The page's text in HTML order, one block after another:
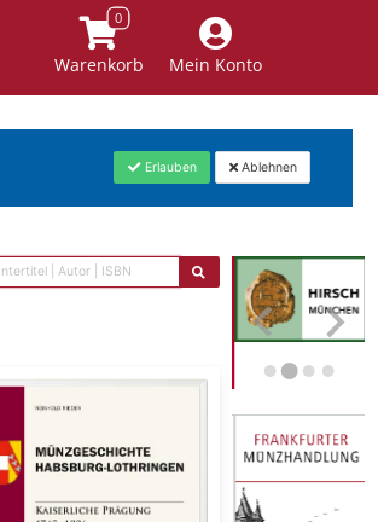
Warenkorb Mein Konto
Erlauben Ablehnen